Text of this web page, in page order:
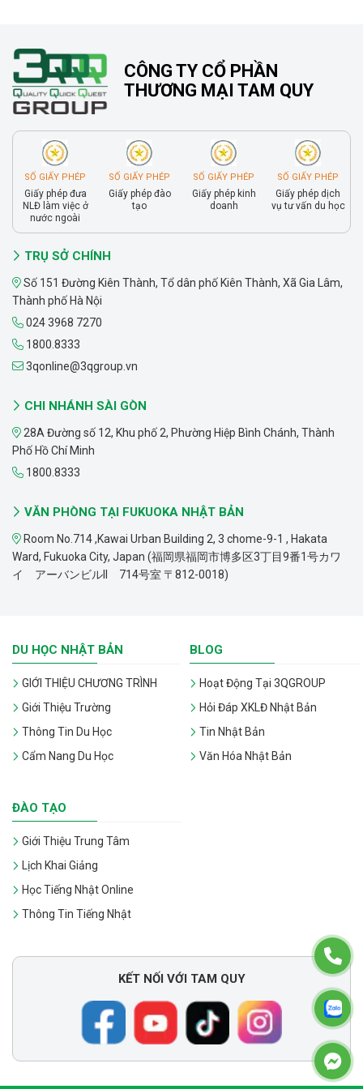
CÔNG TY CỔ PHẦN
THƯƠNG MẠI TAM QUY
SỐ GIẤY PHÉP
Giấy phép đưa
NLĐ làm việc ở
nước ngoài
SỐ GIẤY PHÉP
Giấy phép đào
tạo
SỐ GIẤY PHÉP
Giấy phép kinh
doanh
SỐ GIẤY PHÉP
Giấy phép dịch
vụ tư vấn du học
TRỤ SỞ CHÍNH
Số 151 Đường Kiên Thành, Tổ dân phố Kiên Thành, Xã Gia Lâm,
Thành phố Hà Nội
024 3968 7270
1800.8333
3qonline@3qgroup.vn
CHI NHÁNH SÀI GÒN
28A Đường số 12, Khu phố 2, Phường Hiệp Bình Chánh, Thành
Phố Hồ Chí Minh
1800.8333
VĂN PHÒNG TẠI FUKUOKA NHẬT BẢN
Room No.714 ,Kawai Urban Building 2, 3 chome-9-1 , Hakata
Ward, Fukuoka City, Japan (福岡県福岡市博多区3丁目9番1号カワ
イ アーバンビルII 714号室 〒812-0018)
DU HỌC NHẬT BẢN
GIỚI THIỆU CHƯƠNG TRÌNH
Giới Thiệu Trường
Thông Tin Du Học
Cẩm Nang Du Học
BLOG
Hoạt Động Tại 3QGROUP
Hỏi Đáp XKLĐ Nhật Bản
Tin Nhật Bản
Văn Hóa Nhật Bản
ĐÀO TẠO
Giới Thiệu Trung Tâm
Lịch Khai Giảng
Học Tiếng Nhật Online
Thông Tin Tiếng Nhật
KẾT NỐI VỚI TAM QUY